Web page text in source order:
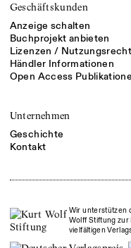
Geschäftskunden
Anzeige schalten
Buchprojekt anbieten
Lizenzen /
Händler Informationen
Open Access
Unternehmen
Geschichte
Kontakt
Wir unterstützen
Wolff Stiftung
vielfältigen